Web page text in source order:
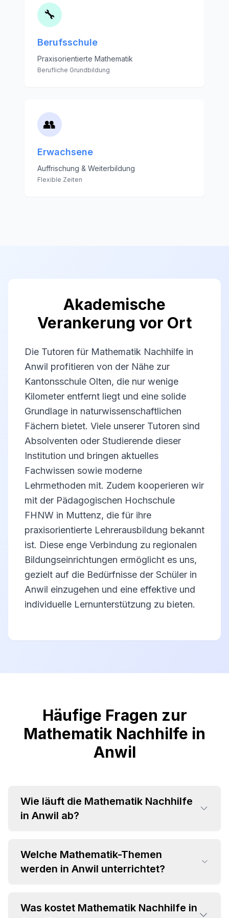
🔧
Berufsschule
Praxisorientierte Mathematik
Berufliche Grundbildung
👥
Erwachsene
Auffrischung & Weiterbildung
Flexible Zeiten
Akademische
Verankerung vor Ort
Die Tutoren für Mathematik Nachhilfe in
Anwil profitieren von der Nähe zur
Kantonsschule Olten, die nur wenige
Kilometer entfernt liegt und eine solide
Grundlage in naturwissenschaftlichen
Fächern bietet. Viele unserer Tutoren sind
Absolventen oder Studierende dieser
Institution und bringen aktuelles
Fachwissen sowie moderne
Lehrmethoden mit. Zudem kooperieren wir
mit der Pädagogischen Hochschule
FHNW in Muttenz, die für ihre
praxisorientierte Lehrerausbildung bekannt
ist. Diese enge Verbindung zu regionalen
Bildungseinrichtungen ermöglicht es uns,
gezielt auf die Bedürfnisse der Schüler in
Anwil einzugehen und eine effektive und
individuelle Lernunterstützung zu bieten.
Häufige Fragen zur
Mathematik Nachhilfe in
Anwil
Wie läuft die Mathematik Nachhilfe
in Anwil ab?
Welche Mathematik-Themen
werden in Anwil unterrichtet?
Was kostet Mathematik Nachhilfe in